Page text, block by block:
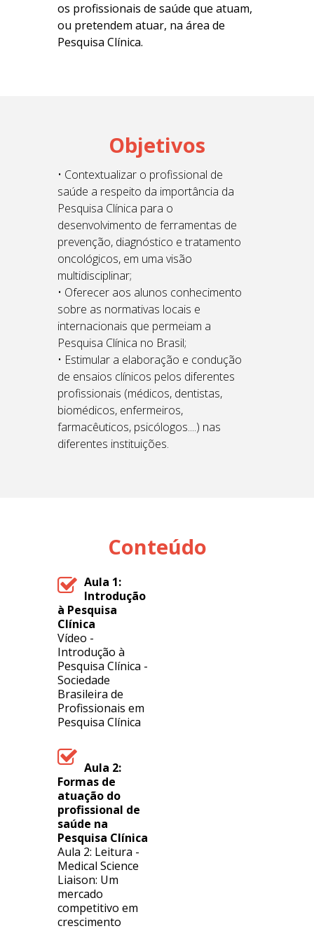
os profissionais de saúde que atuam,
ou pretendem atuar, na área de
Pesquisa Clínica.
Objetivos
• Contextualizar o profissional de
saúde a respeito da importância da
Pesquisa Clínica para o
desenvolvimento de ferramentas de
prevenção, diagnóstico e tratamento
oncológicos, em uma visão
multidisciplinar;
• Oferecer aos alunos conhecimento
sobre as normativas locais e
internacionais que permeiam a
Pesquisa Clínica no Brasil;
• Estimular a elaboração e condução
de ensaios clínicos pelos diferentes
profissionais (médicos, dentistas,
biomédicos, enfermeiros,
farmacêuticos, psicólogos....) nas
diferentes instituições.
Conteúdo
Aula 1:
Introdução
à Pesquisa
Clínica
Vídeo -
Introdução à
Pesquisa Clínica -
Sociedade
Brasileira de
Profissionais em
Pesquisa Clínica
Aula 2:
Formas de
atuação do
profissional de
saúde na
Pesquisa Clínica
Aula 2: Leitura -
Medical Science
Liaison: Um
mercado
competitivo em
crescimento